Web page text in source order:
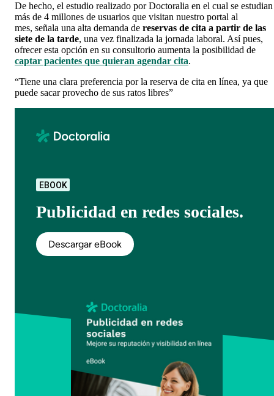
De hecho, el estudio realizado por Doctoralia en el cual se estudian
más de 4 millones de usuarios que visitan nuestro portal al
mes, señala una alta demanda de reservas de cita a partir de las
siete de la tarde, una vez finalizada la jornada laboral. Así pues,
ofrecer esta opción en su consultorio aumenta la posibilidad de
captar pacientes que quieran agendar cita.
“Tiene una clara preferencia por la reserva de cita en línea, ya que
puede sacar provecho de sus ratos libres”
EBOOK
Publicidad en redes sociales.
Descargar eBook